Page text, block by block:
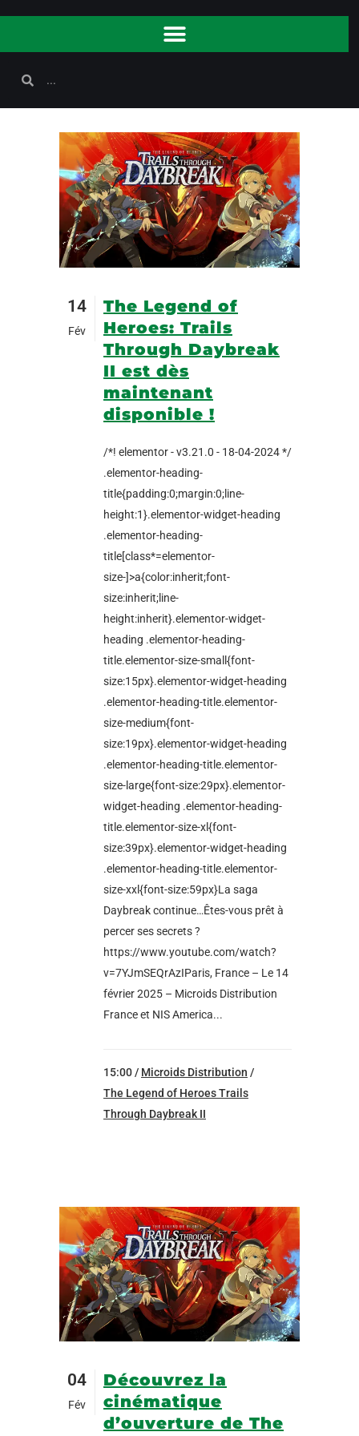
14
Fév
The Legend of
Heroes: Trails
Through Daybreak
II est dès
maintenant
disponible !
/*! elementor - v3.21.0 - 18-04-2024 */
.elementor-heading-
title{padding:0;margin:0;line-
height:1}.elementor-widget-heading
.elementor-heading-
title[class*=elementor-
size-]>a{color:inherit;font-
size:inherit;line-
height:inherit}.elementor-widget-
heading .elementor-heading-
title.elementor-size-small{font-
size:15px}.elementor-widget-heading
.elementor-heading-title.elementor-
size-medium{font-
size:19px}.elementor-widget-heading
.elementor-heading-title.elementor-
size-large{font-size:29px}.elementor-
widget-heading .elementor-heading-
title.elementor-size-xl{font-
size:39px}.elementor-widget-heading
.elementor-heading-title.elementor-
size-xxl{font-size:59px}La saga
Daybreak continue…Êtes-vous prêt à
percer ses secrets ?
https://www.youtube.com/watch?
v=7YJmSEQrAzIParis, France – Le 14
février 2025 – Microids Distribution
France et NIS America...
15:00 / Microids Distribution /
The Legend of Heroes Trails
Through Daybreak II
04
Fév
Découvrez la
cinématique
d’ouverture de The